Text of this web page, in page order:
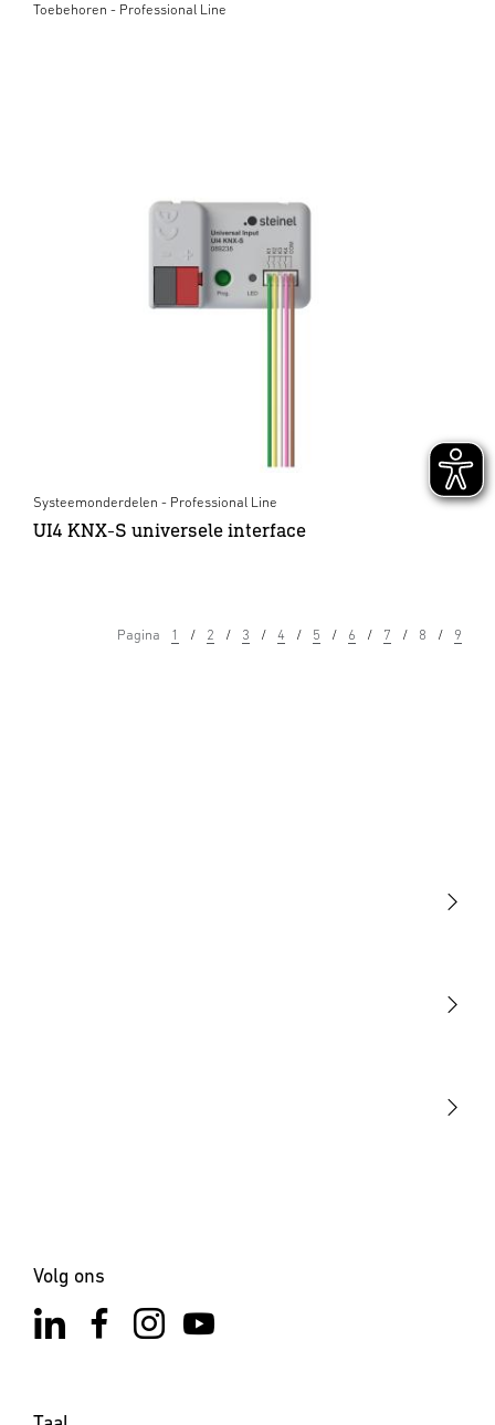
Toebehoren - Professional Line
Systeemonderdelen - Professional Line
UI4 KNX-S universele interface
Pagina 1 2 3 4 5 6 7 8 9
Volg ons